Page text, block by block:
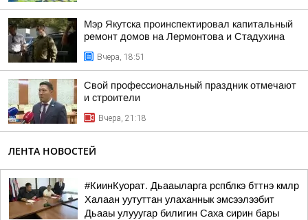
Мэр Якутска проинспектировал капитальный
ремонт домов на Лермонтова и Стадухина
Вчера, 18:51
Свой профессиональный праздник отмечают
и строители
Вчера, 21:18
ЛЕНТА НОВОСТЕЙ
#КиинКуорат. Дьааыларга рспблкэ бттнэ кмлр
Халаан уутуттан улаханнык эмсээлээбит
Дьааы улууугар билигин Саха сирин бары